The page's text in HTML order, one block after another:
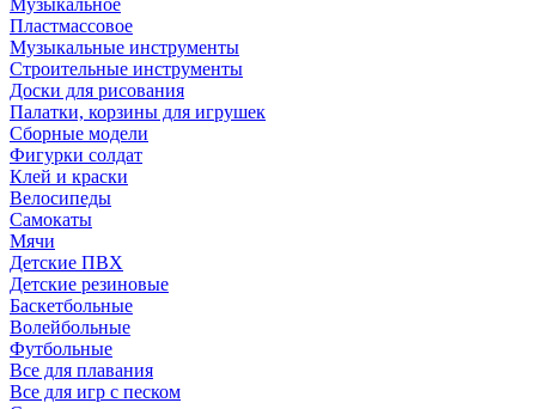
Музыкальное
Пластмассовое
Музыкальные инструменты
Строительные инструменты
Доски для рисования
Палатки, корзины для игрушек
Сборные модели
Фигурки солдат
Клей и краски
Велосипеды
Самокаты
Мячи
Детские ПВХ
Детские резиновые
Баскетбольные
Волейбольные
Футбольные
Все для плавания
Все для игр с песком